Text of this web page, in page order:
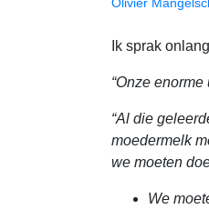
Ik sprak
“Onze
“Al die
moedermelk
we moeten
We